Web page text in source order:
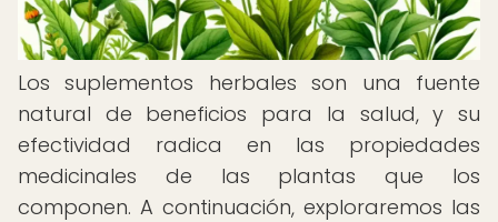
Los suplementos herbales son una fuente
natural de beneficios para la salud, y su
efectividad radica en las propiedades
medicinales de las plantas que los
componen. A continuación, exploraremos las